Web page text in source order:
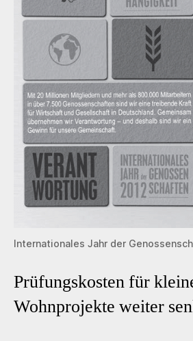
Internationales Jahr der
Prüfungskosten für
Wohnprojekte weiter